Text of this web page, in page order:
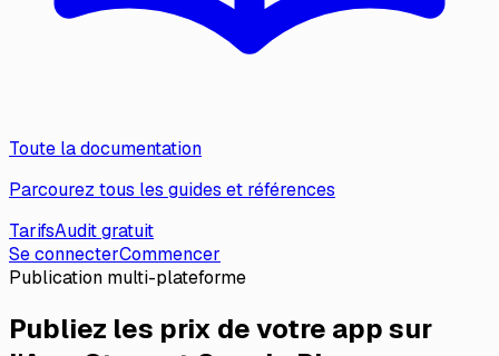
Toute la documentation
Parcourez tous les guides et références
TarifsAudit gratuit
Se connecterCommencer
Publication multi-plateforme
Publiez les prix de votre app sur